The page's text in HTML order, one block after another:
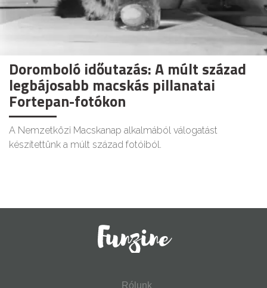
Doromboló időutazás: A múlt század
legbájosabb macskás pillanatai
Fortepan-fotókon
A Nemzetközi Macskanap alkalmából válogatást
készítettünk a múlt század fotóiból.
Rólunk